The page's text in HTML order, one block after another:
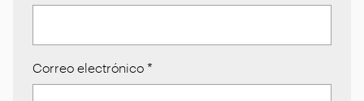
Correo electrónico *